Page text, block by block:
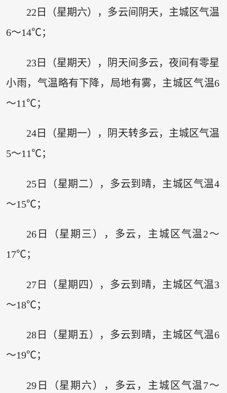
22日（星期六），多云间阴天，主城区气温
6～14℃；
23日（星期天），阴天间多云，夜间有零星
小雨，气温略有下降，局地有雾，主城区气温6
～11℃；
24日（星期一），阴天转多云，主城区气温
5～11℃；
25日（星期二），多云到晴，主城区气温4
～15℃；
26日（星期三），多云，主城区气温2～
17℃；
27日（星期四），多云到晴，主城区气温3
～18℃；
28日（星期五），多云到晴，主城区气温6
～19℃；
29日（星期六），多云，主城区气温7～